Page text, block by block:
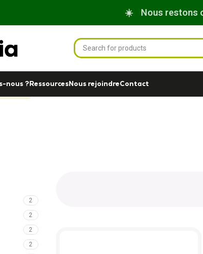
☀️ Nous restons
nous ?RessourcesNous rejoindreContact
2
2
2
2